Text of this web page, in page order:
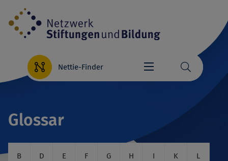
Direkt
zum
Inhalt
Nettie-Finder
Glossar
B D E F G H I K L